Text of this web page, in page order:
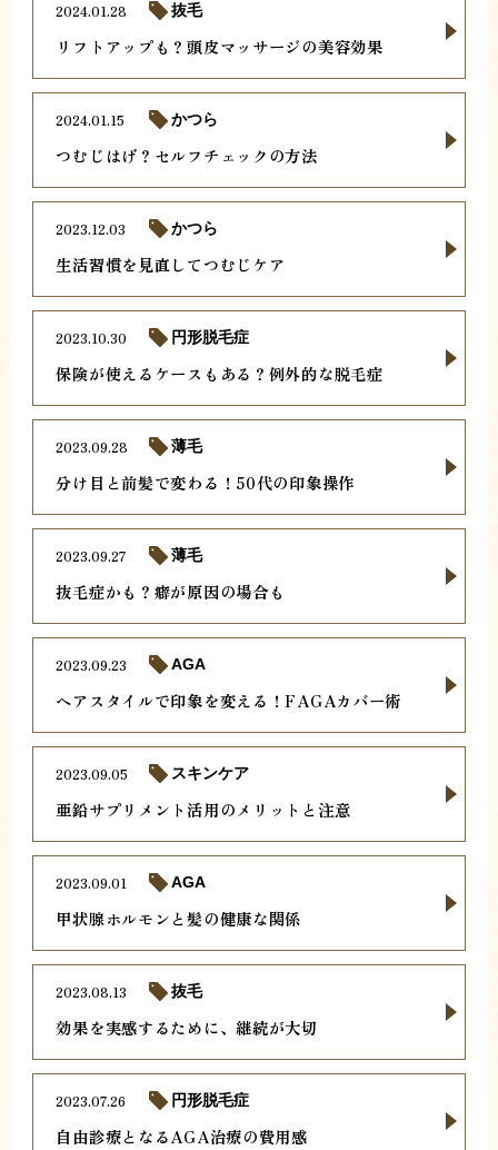
リフトアップも？頭皮マッサージの美容効果
2024.01.28 抜毛
つむじはげ？セルフチェックの方法
2024.01.15 かつら
生活習慣を見直してつむじケア
2023.12.03 かつら
保険が使えるケースもある？例外的な脱毛症
2023.10.30 円形脱毛症
分け目と前髪で変わる！50代の印象操作
2023.09.28 薄毛
抜毛症かも？癖が原因の場合も
2023.09.27 薄毛
ヘアスタイルで印象を変える！FAGAカバー術
2023.09.23 AGA
亜鉛サプリメント活用のメリットと注意
2023.09.05 スキンケア
甲状腺ホルモンと髪の健康な関係
2023.09.01 AGA
効果を実感するために、継続が大切
2023.08.13 抜毛
自由診療となるAGA治療の費用感
2023.07.26 円形脱毛症